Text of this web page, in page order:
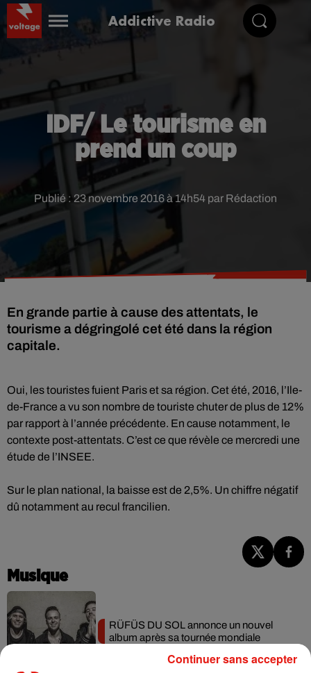
Addictive Radio
IDF/ Le tourisme en
prend un coup
Publié : 23 novembre 2016 à 14h54 par Rédaction
En grande partie à cause des attentats, le
tourisme a dégringolé cet été dans la région
capitale.
Oui, les touristes fuient Paris et sa région. Cet été, 2016, l’Ile-
de-France a vu son nombre de touriste chuter de plus de 12%
par rapport à l’année précédente. En cause notamment, le
contexte post-attentats. C’est ce que révèle ce mercredi une
étude de l’INSEE.
Sur le plan national, la baisse est de 2,5%. Un chiffre négatif
dû notamment au recul francilien.
Musique
RÜFÜS DU SOL annonce un nouvel
album après sa tournée mondiale
Continuer sans accepter